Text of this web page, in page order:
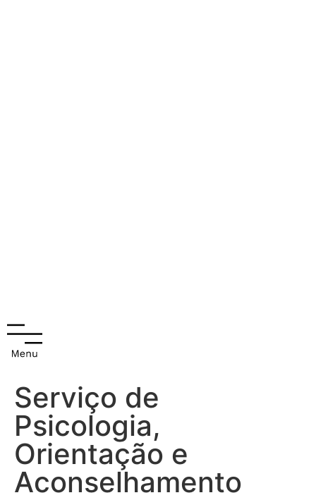
Serviço de
Psicologia,
Orientação e
Aconselhamento